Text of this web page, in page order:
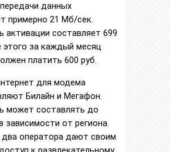
данных
примерно 21 Мб/сек.
активации составляет 699
этого за каждый месяц
платить 600 руб.
для модема
Билайн и Мегафон.
может составлять до
зависимости от региона.
два оператора дают своим